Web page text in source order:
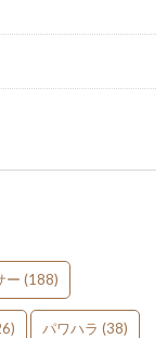
ー (188)
パワハラ (38)